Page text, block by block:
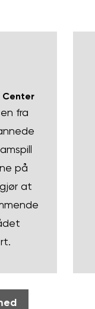
Center
fra
på
at